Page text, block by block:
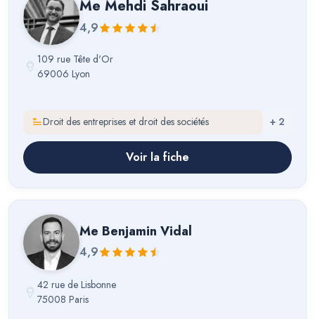
Me Mehdi Sahraoui
4,9
109 rue Tête d'Or
69006 Lyon
Droit des entreprises et droit des sociétés + 2
Voir la fiche
Me Benjamin Vidal
4,9
42 rue de Lisbonne
75008 Paris